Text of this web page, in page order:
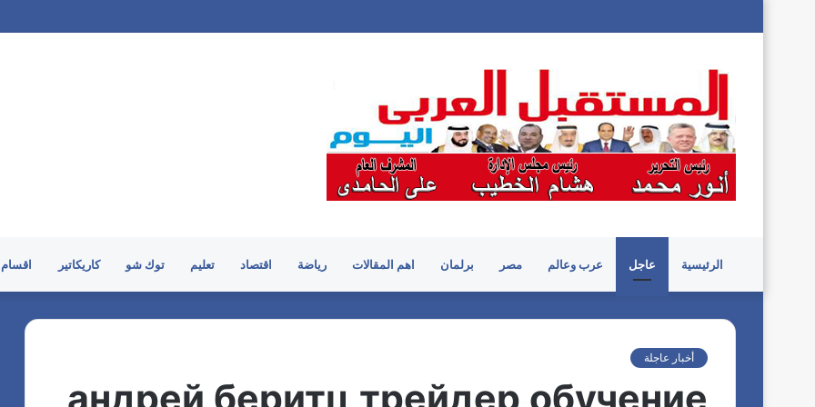
الرئيسية عاجل عرب وعالم مصر برلمان اهم المقالات رياضة اقتصاد تعليم توك شو كاريكاتير
أخبار عاجلة
андрей беритц трейдер обучение